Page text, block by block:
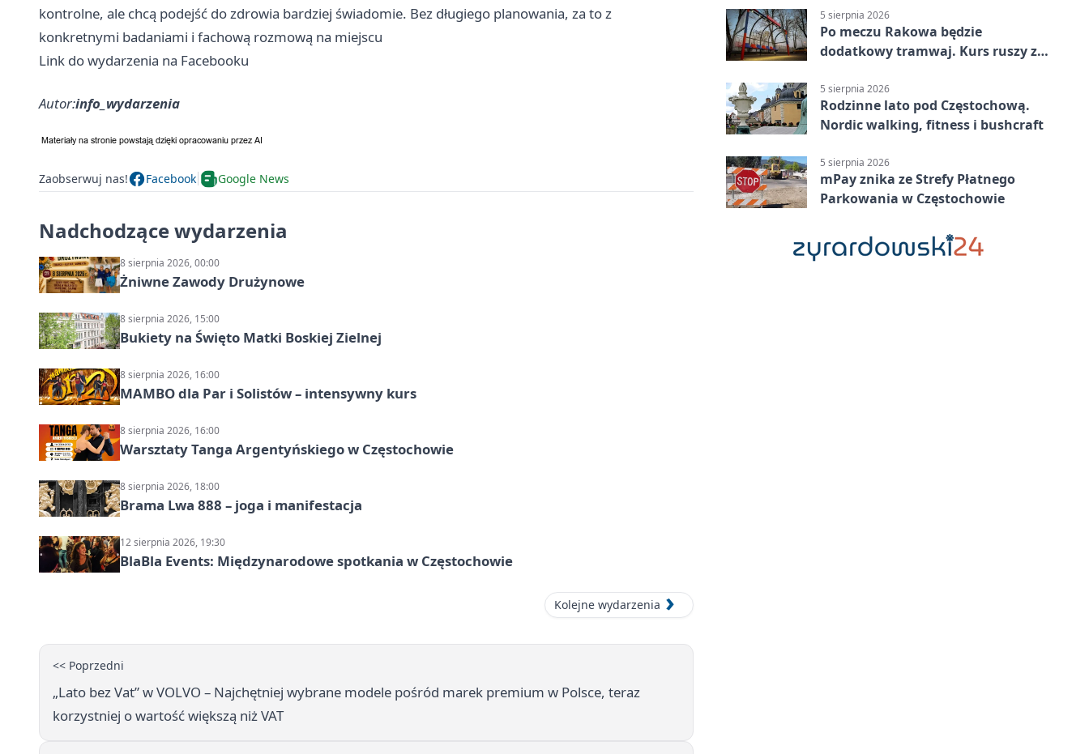
kontrolne, ale chcą podejść do zdrowia bardziej świadomie. Bez długiego planowania, za to z
konkretnymi badaniami i fachową rozmową na miejscu
Link do wydarzenia na Facebooku
Autor:info_wydarzenia
Zaobserwuj nas! Facebook Google News
Nadchodzące wydarzenia
8 sierpnia 2026, 00:00
Żniwne Zawody Drużynowe
8 sierpnia 2026, 15:00
Bukiety na Święto Matki Boskiej Zielnej
8 sierpnia 2026, 16:00
MAMBO dla Par i Solistów – intensywny kurs
8 sierpnia 2026, 16:00
Warsztaty Tanga Argentyńskiego w Częstochowie
8 sierpnia 2026, 18:00
Brama Lwa 888 – joga i manifestacja
12 sierpnia 2026, 19:30
BlaBla Events: Międzynarodowe spotkania w Częstochowie
Kolejne wydarzenia
<< Poprzedni
„Lato bez Vat” w VOLVO – Najchętniej wybrane modele pośród marek premium w Polsce, teraz
korzystniej o wartość większą niż VAT
5 sierpnia 2026
Po meczu Rakowa będzie
dodatkowy tramwaj. Kurs ruszy ze
5 sierpnia 2026
Rodzinne lato pod Częstochową.
Nordic walking, fitness i bushcraft
5 sierpnia 2026
mPay znika ze Strefy Płatnego
Parkowania w Częstochowie